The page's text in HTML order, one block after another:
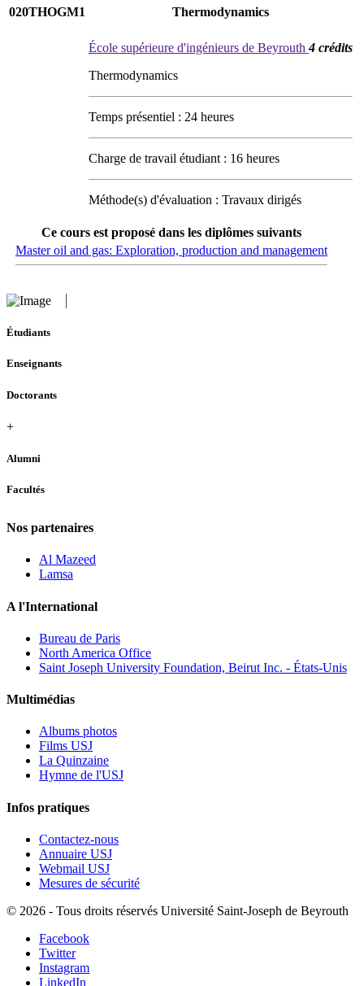
020THOGM1 Thermodynamics
École supérieure d'ingénieurs de Beyrouth4 crédits
Thermodynamics
Temps présentiel : 24 heures
Charge de travail étudiant : 16 heures
Méthode(s) d'évaluation : Travaux dirigés
Ce cours est proposé dans les diplômes suivants
Master oil and gas: Exploration, production and management
Étudiants
Enseignants
Doctorants
+
Alumni
Facultés
Nos partenaires
Al Mazeed
Lamsa
A l'International
Bureau de Paris
North America Office
Saint Joseph University Foundation, Beirut Inc. - États-Unis
Multimédias
Albums photos
Films USJ
La Quinzaine
Hymne de l'USJ
Infos pratiques
Contactez-nous
Annuaire USJ
Webmail USJ
Mesures de sécurité
© 2026 - Tous droits réservés Université Saint-Joseph de Beyrouth
Facebook
Twitter
Instagram
LinkedIn